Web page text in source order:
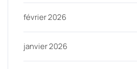
février 2026
janvier 2026